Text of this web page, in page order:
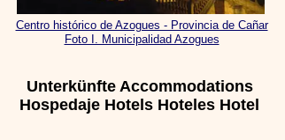
Unterkünfte Accommodations
Hospedaje Hotels Hoteles Hotel
Centro histórico de Azogues - Provincia de Cañar
Foto I. Municipalidad Azogues